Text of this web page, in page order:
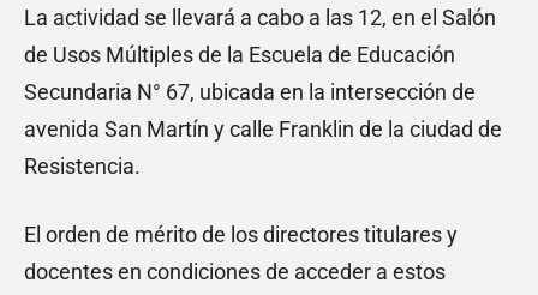
La actividad se llevará a cabo a las 12, en el Salón
de Usos Múltiples de la Escuela de Educación
Secundaria N° 67, ubicada en la intersección de
avenida San Martín y calle Franklin de la ciudad de
Resistencia.
El orden de mérito de los directores titulares y
docentes en condiciones de acceder a estos